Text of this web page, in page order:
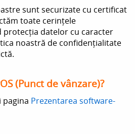
sunt securizate cu certificat
toate cerințele
datelor cu caracter
noastră de confidențialitate
(Punct de vânzare)?
pagina Prezentarea software-